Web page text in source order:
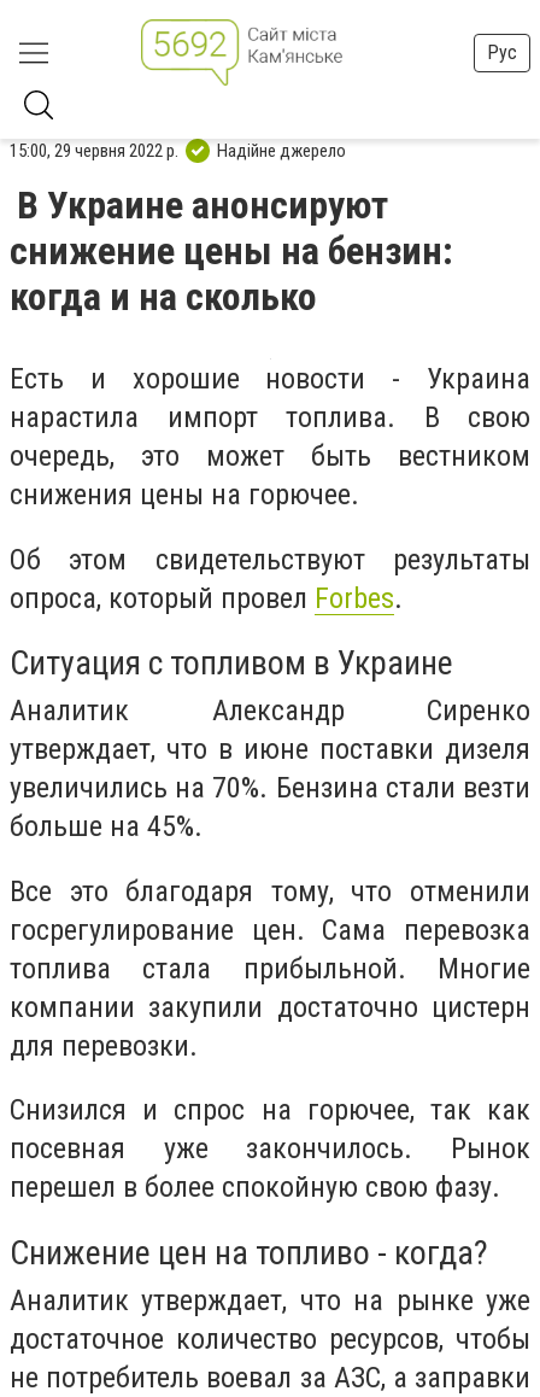
Рус
15:00, 29 червня 2022 р. Надійне джерело
В Украине анонсируют
снижение цены на бензин:
когда и на сколько
Есть и хорошие новости - Украина
нарастила импорт топлива. В свою
очередь, это может быть вестником
снижения цены на горючее.
Об этом свидетельствуют результаты
опроса, который провел Forbes.
Ситуация с топливом в Украине
Аналитик Александр Сиренко
утверждает, что в июне поставки дизеля
увеличились на 70%. Бензина стали везти
больше на 45%.
Все это благодаря тому, что отменили
госрегулирование цен. Сама перевозка
топлива стала прибыльной. Многие
компании закупили достаточно цистерн
для перевозки.
Снизился и спрос на горючее, так как
посевная уже закончилось. Рынок
перешел в более спокойную свою фазу.
Снижение цен на топливо - когда?
Аналитик утверждает, что на рынке уже
достаточное количество ресурсов, чтобы
не потребитель воевал за АЗС, а заправки